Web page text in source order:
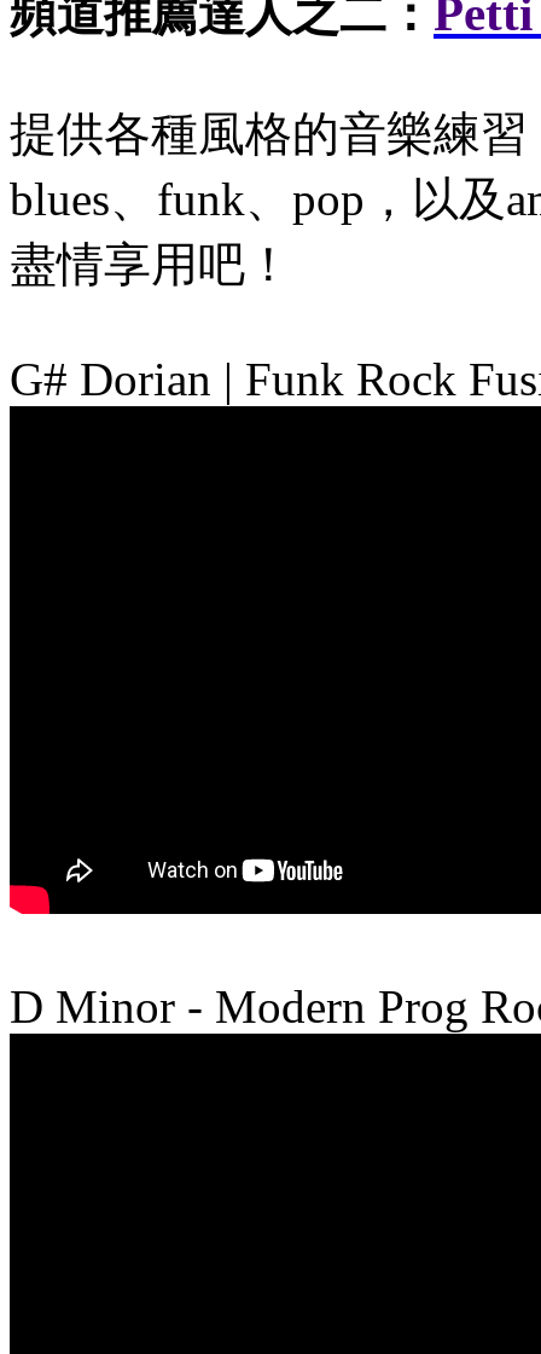
頻道推薦達人之二：
提供各種風格的音樂練習
blues、funk、pop，以及
盡情享用吧！
G# Dorian | Funk Rock
D Minor - Modern Prog